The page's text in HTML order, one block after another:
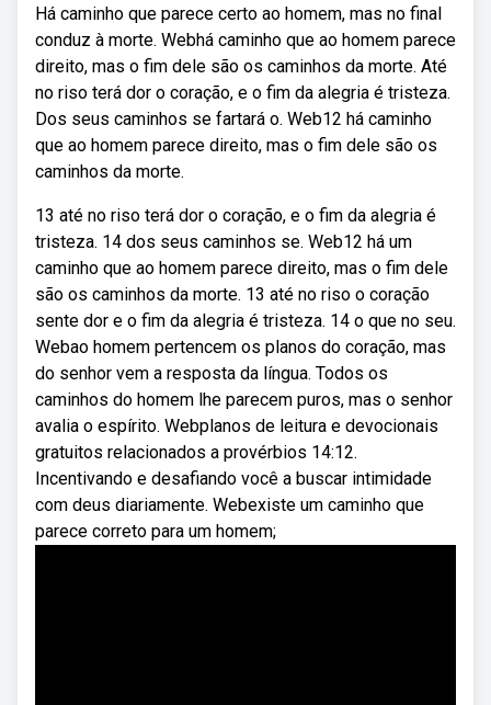
Há caminho que parece certo ao homem, mas no final
conduz à morte. Webhá caminho que ao homem parece
direito, mas o fim dele são os caminhos da morte. Até
no riso terá dor o coração, e o fim da alegria é tristeza.
Dos seus caminhos se fartará o. Web12 há caminho
que ao homem parece direito, mas o fim dele são os
caminhos da morte.
13 até no riso terá dor o coração, e o fim da alegria é
tristeza. 14 dos seus caminhos se. Web12 há um
caminho que ao homem parece direito, mas o fim dele
são os caminhos da morte. 13 até no riso o coração
sente dor e o fim da alegria é tristeza. 14 o que no seu.
Webao homem pertencem os planos do coração, mas
do senhor vem a resposta da língua. Todos os
caminhos do homem lhe parecem puros, mas o senhor
avalia o espírito. Webplanos de leitura e devocionais
gratuitos relacionados a provérbios 14:12.
Incentivando e desafiando você a buscar intimidade
com deus diariamente. Webexiste um caminho que
parece correto para um homem;